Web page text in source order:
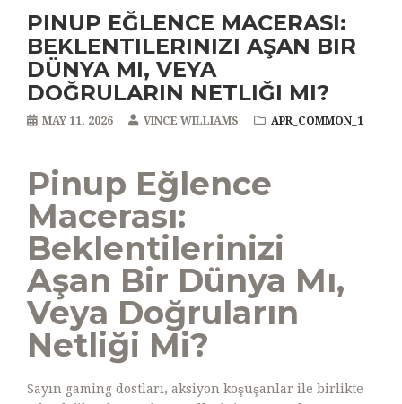
PINUP EĞLENCE MACERASI:
BEKLENTILERINIZI AŞAN BIR
DÜNYA MI, VEYA
DOĞRULARIN NETLIĞI MI?
MAY 11, 2026 VINCE WILLIAMS APR_COMMON_1
Pinup Eğlence
Macerası:
Beklentilerinizi
Aşan Bir Dünya Mı,
Veya Doğruların
Netliği Mi?
Sayın gaming dostları, aksiyon koşuşanlar ile birlikte